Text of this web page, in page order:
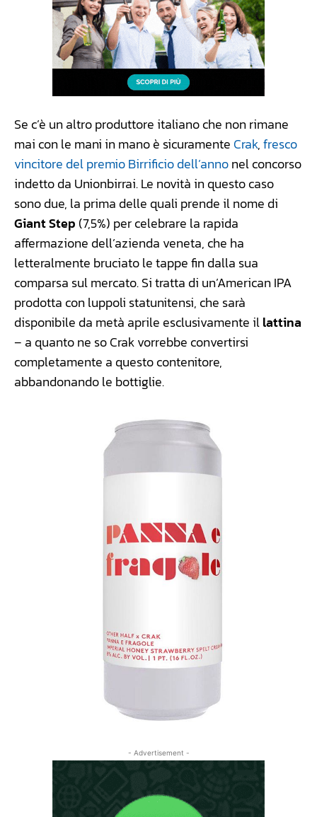
Se c’è un altro produttore italiano che non rimane
mai con le mani in mano è sicuramente Crak,fresco
vincitore del premio Birrificio dell’annonel concorso
indetto da Unionbirrai. Le novità in questo caso
sono due, la prima delle quali prende il nome di
Giant Step (7,5%) per celebrare la rapida
affermazione dell’azienda veneta, che ha
letteralmente bruciato le tappe fin dalla sua
comparsa sul mercato. Si tratta di un’American IPA
prodotta con luppoli statunitensi, che sarà
disponibile da metà aprile esclusivamente illattina
– a quanto ne so Crak vorrebbe convertirsi
completamente a questo contenitore,
abbandonando le bottiglie.
- Advertisement -